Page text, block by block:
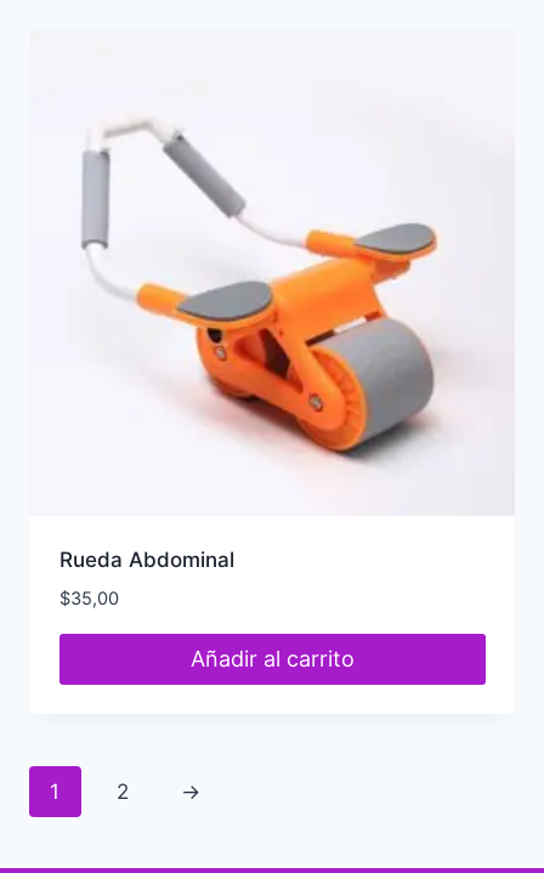
Rueda Abdominal
$35,00
Añadir al carrito
1 2 →